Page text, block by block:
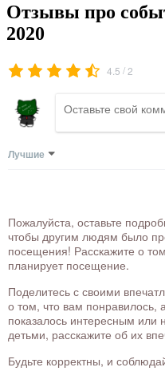
Отзывы про
2020
4.5 /2
Лучшие
Пожалуйста, оставьте
чтобы другим людям было
посещения! Расскажите о
планирует посещение.
Поделитесь с своими
о том, что вам понравилось,
показалось интересным
детьми, расскажите об их
Будьте корректны, и